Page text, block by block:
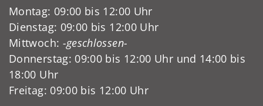
Montag: 09:00 bis 12:00 Uhr
Dienstag: 09:00 bis 12:00 Uhr
Mittwoch: -geschlossen-
Donnerstag: 09:00 bis 12:00 Uhr und 14:00 bis
18:00 Uhr
Freitag: 09:00 bis 12:00 Uhr